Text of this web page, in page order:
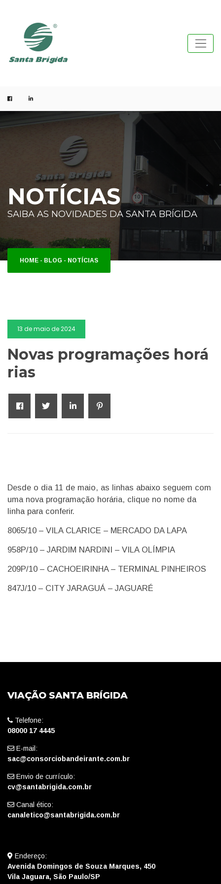
NOTÍCIAS
SAIBA AS NOVIDADES DA SANTA BRÍGIDA
HOME - BLOG - NOTÍCIAS
13 de maio de 2024
Novas programações horá
rias
Desde o dia 11 de maio, as linhas abaixo seguem com
uma nova programação horária, clique no nome da
linha para conferir.
8065/10 – VILA CLARICE – MERCADO DA LAPA
958P/10 – JARDIM NARDINI – VILA OLÍMPIA
209P/10 – CACHOEIRINHA – TERMINAL PINHEIROS
847J/10 – CITY JARAGUÁ – JAGUARÉ
VIAÇÃO SANTA BRÍGIDA
Telefone:
08000 17 4445
E-mail:
sac@consorciobandeirante.com.br
Envio de currículo:
cv@santabrigida.com.br
Canal ético:
canaletico@santabrigida.com.br
Endereço:
Avenida Domingos de Souza Marques, 450
Vila Jaguara, São Paulo/SP